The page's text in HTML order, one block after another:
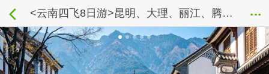
<云南四飞8日游>昆明、大理、丽江、腾冲、瑞丽七晚八日游特惠中